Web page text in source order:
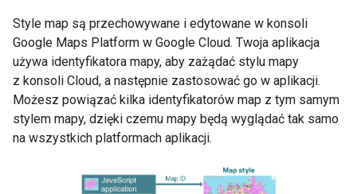
Style map są przechowywane i edytowane w konsoli
Google Maps Platform w Google Cloud. Twoja aplikacja
używa identyfikatora mapy, aby zażądać stylu mapy
z konsoli Cloud, a następnie zastosować go w aplikacji.
Możesz powiązać kilka identyfikatorów map z tym samym
stylem mapy, dzięki czemu mapy będą wyglądać tak samo
na wszystkich platformach aplikacji.